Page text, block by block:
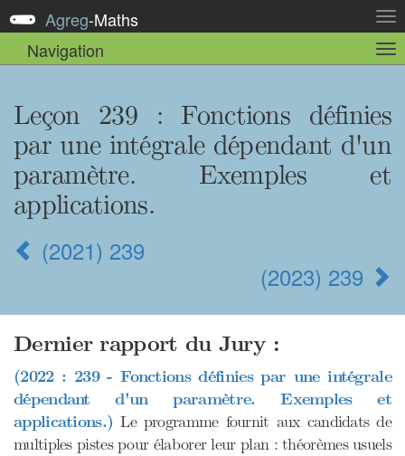
la
Agreg-Maths
Navigation
la
Leçon 239 : Fonctions définies
par une intégrale dépendant d'un
paramètre. Exemples et
applications.
(2021) 239
(2023) 239
Dernier rapport du Jury :
(2022 : 239 - Fonctions définies par une intégrale
dépendant d'un paramètre. Exemples et
applications.) Le programme fournit aux candidats de
multiples pistes pour élaborer leur plan : théorèmes usuels